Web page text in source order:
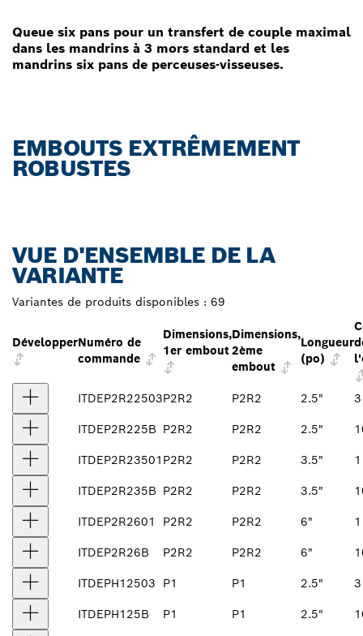
Queue six pans pour un transfert de couple maximal
dans les mandrins à 3 mors standard et les
mandrins six pans de perceuses-visseuses.
EMBOUTS EXTRÊMEMENT
ROBUSTES
VUE D'ENSEMBLE DE LA
VARIANTE
Variantes de produits disponibles : 69
DévelopperNuméro de
commande
Dimensions,
1er embout
Dimensions,
2ème
embout
Longueur
(po)
ITDEP2R22503P2R2 P2R2 2.5" 3
ITDEP2R225B P2R2 P2R2 2.5"
ITDEP2R23501 P2R2 P2R2 3.5" 1
ITDEP2R235B P2R2 P2R2 3.5"
ITDEP2R2601 P2R2 P2R2 6" 1
ITDEP2R26B P2R2 P2R2 6"
ITDEPH12503 P1 P1 2.5" 3
ITDEPH125B P1 P1 2.5"